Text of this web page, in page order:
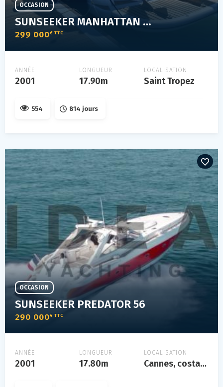
SUNSEEKER MANHATTAN 56
299 000€ TTC
OCCASION
ANNÉE
2001
LONGUEUR
17.90m
LOCALISATION
Saint Tropez
554 814 jours
SUNSEEKER PREDATOR 56
290 000€ TTC
OCCASION
ANNÉE
2001
LONGUEUR
17.80m
LOCALISATION
Cannes, costa azzurra